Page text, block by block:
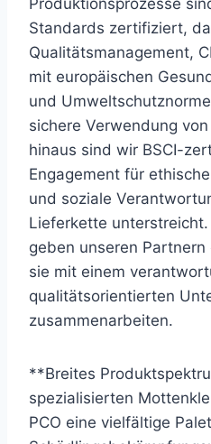
Standards zertifiziert,
Qualitätsmanagement,
mit europäischen
und
sichere Verwendung
hinaus sind wir BSCI-
Engagement für
und soziale
Lieferkette
geben unseren
sie mit einem
qualitätsorientierten
zusammenarbeiten.
**Breites
spezialisierten
PCO eine vielfältige